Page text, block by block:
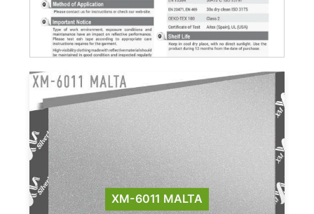
XM-6011 MALTA